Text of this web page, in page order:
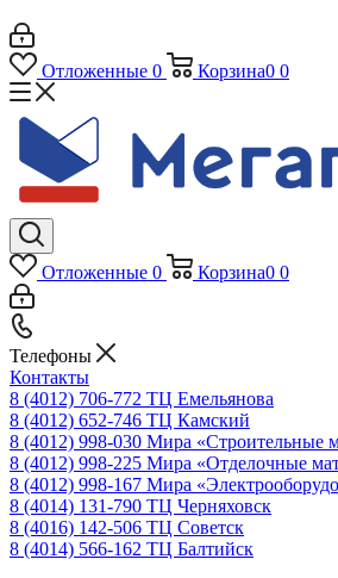
Отложенные 0 Корзина0 0
Отложенные 0 Корзина0 0
Телефоны
Контакты
8 (4012) 706-772 ТЦ Емельянова
8 (4012) 652-746 ТЦ Камский
8 (4012) 998-030 Мира «Строительные
8 (4012) 998-225 Мира «Отделочные
8 (4012) 998-167 Мира
8 (4014) 131-790 ТЦ Черняховск
8 (4016) 142-506 ТЦ Советск
8 (4014) 566-162 ТЦ Балтийск